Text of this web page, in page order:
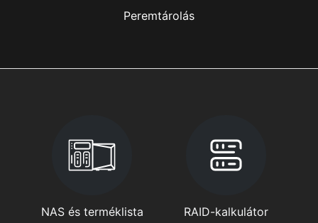
Peremtárolás
NAS és terméklista
RAID-kalkulátor